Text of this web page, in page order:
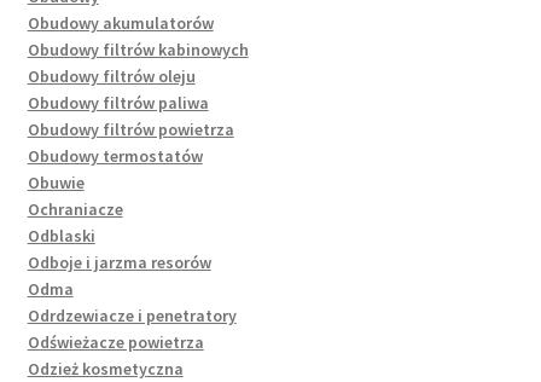
Obudowy akumulatorów
Obudowy filtrów kabinowych
Obudowy filtrów oleju
Obudowy filtrów paliwa
Obudowy filtrów powietrza
Obudowy termostatów
Obuwie
Ochraniacze
Odblaski
Odboje i jarzma resorów
Odma
Odrdzewiacze i penetratory
Odświeżacze powietrza
Odzież kosmetyczna